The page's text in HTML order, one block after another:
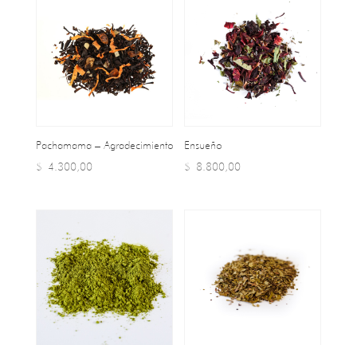
Pachamama – Agradecimiento
$ 4.300,00
Ensueño
$ 8.800,00